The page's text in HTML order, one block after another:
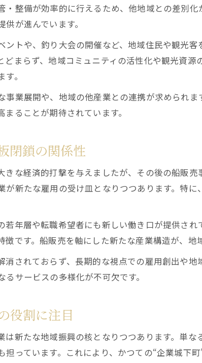
船の販売が描く矢板の未来と
船販売が支える街の再生と発
再開発と船販売の融合が創る
整備が効率的に行えるため、他地域との差別
が進んでいます。
ントや、釣り大会の開催など、地域住民や観光
どまらず、地域コミュニティの活性化や観光資
。
事業展開や、地域の他産業との連携が求められ
ることが期待されています。
閉鎖の関係性
きな経済的打撃を与えましたが、その後の船販
が新たな雇用の受け皿となりつつあります。特
若年層や転職希望者にも新しい働き口が提供さ
です。船販売を軸にした新たな産業構造が、地
消されておらず、長期的な視点での雇用創出や
サービスの多様化が不可欠です。
役割に注目
は新たな地域振興の核となりつつあります。単
っています。これにより、かつての“企業城下